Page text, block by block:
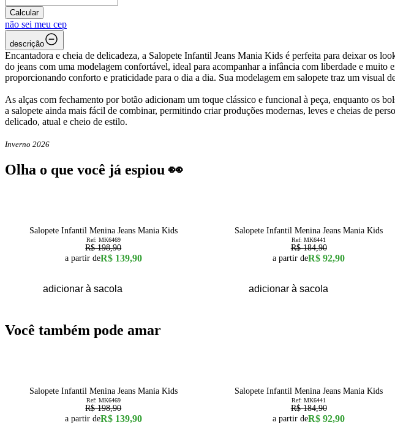
Calcular
não sei meu cep
descrição
Encantadora e cheia de delicadeza, a Salopete Infantil Jeans Mania Kids é perfeita para deixar os
do jeans com uma modelagem confortável, ideal para acompanhar a infância com liberdade e
proporcionando conforto e praticidade para o dia a dia. Sua modelagem em salopete traz um visual
As alças com fechamento por botão adicionam um toque clássico e funcional à peça, enquanto os
a salopete ainda mais fácil de combinar, permitindo criar produções modernas, leves e cheias de
delicado, atual e cheio de estilo.
Inverno 2026
Olha o que você já espiou 👀
Salopete Infantil Menina Jeans Mania Kids
Ref: MK6469
R$ 198,90
a partir deR$ 139,90
adicionar à sacola
Salopete Infantil Menina Jeans Mania Kids
Ref:MK6441
R$ 184,90
a partir deR$ 92,90
adicionar à sacola
Você também pode amar
Salopete Infantil Menina Jeans Mania Kids
Ref: MK6469
R$ 198,90
a partir deR$ 139,90
Salopete Infantil Menina Jeans Mania Kids
Ref:MK6441
R$ 184,90
a partir deR$ 92,90